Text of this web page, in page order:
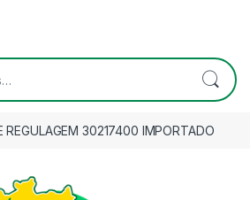
REGULAGEM 30217400 IMPORTADO